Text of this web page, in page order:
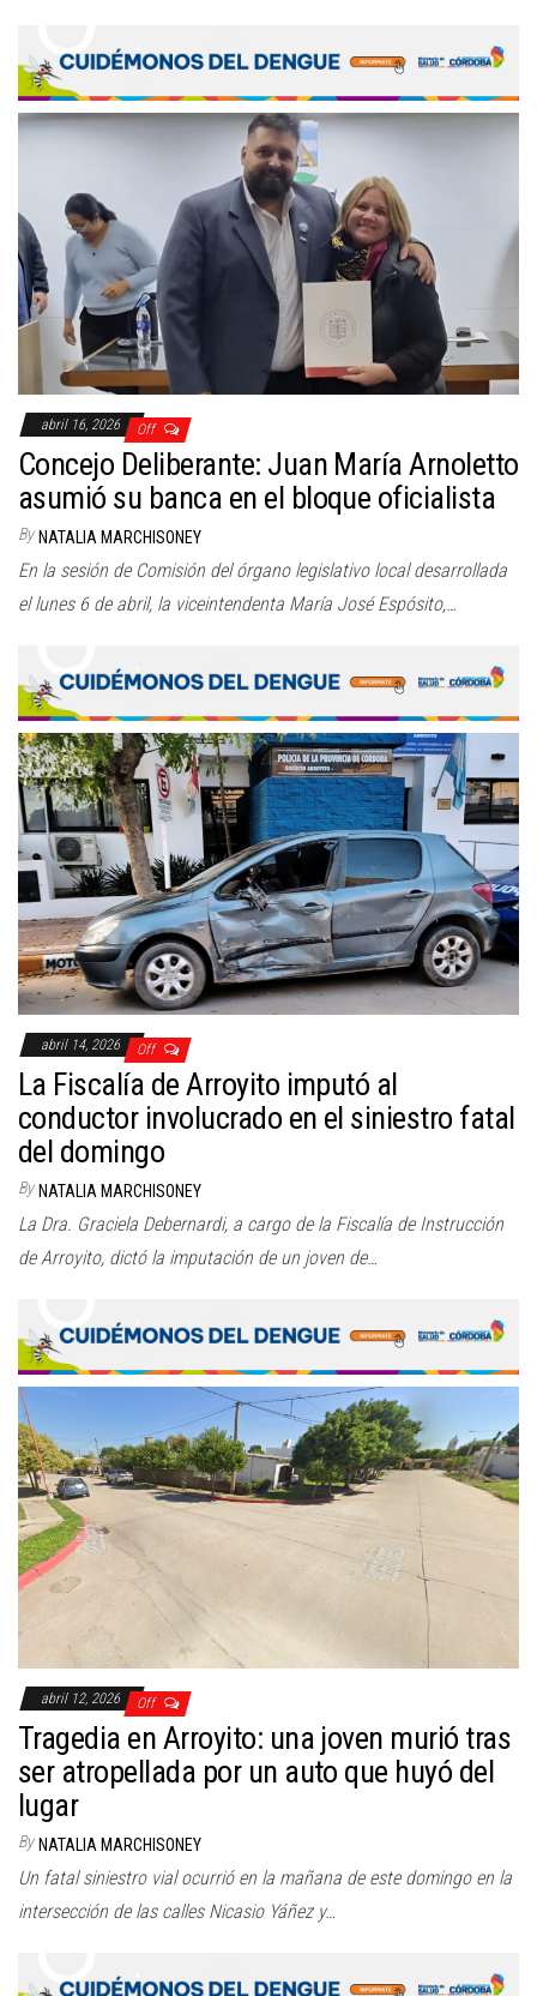
abril 16, 2026 Off
Concejo Deliberante: Juan María Arnoletto
asumió su banca en el bloque oficialista
By NATALIA MARCHISONEY
En la sesión de Comisión del órgano legislativo local desarrollada
el lunes 6 de abril, la viceintendenta María José Espósito,…
abril 14, 2026 Off
La Fiscalía de Arroyito imputó al
conductor involucrado en el siniestro fatal
del domingo
By NATALIA MARCHISONEY
La Dra. Graciela Debernardi, a cargo de la Fiscalía de Instrucción
de Arroyito, dictó la imputación de un joven de…
abril 12, 2026 Off
Tragedia en Arroyito: una joven murió tras
ser atropellada por un auto que huyó del
lugar
By NATALIA MARCHISONEY
Un fatal siniestro vial ocurrió en la mañana de este domingo en la
intersección de las calles Nicasio Yáñez y…